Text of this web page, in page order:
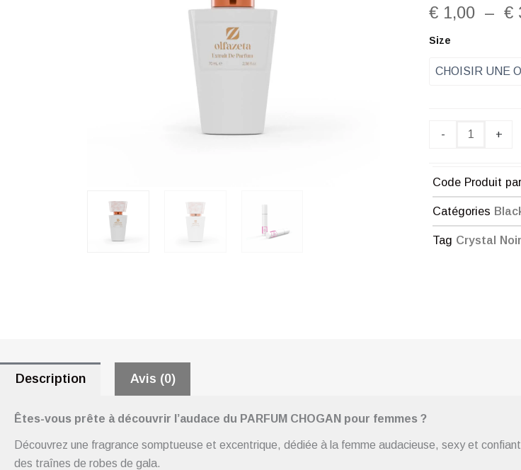
€ 1,00 – €
Size
-
quantité
Parfum
Chogan
+
Code Produit
Catégories
Tag Crystal
Description Avis (0)
Êtes-vous prête à découvrir l’audace du PARFUM CHOGAN pour femmes ?
Découvrez une fragrance somptueuse et excentrique, dédiée à la femme audacieuse, sexy et
des traînes de robes de gala.